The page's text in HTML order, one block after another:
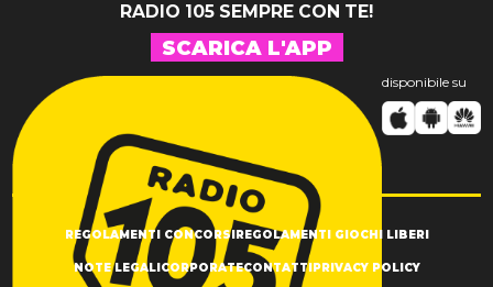
RADIO 105 SEMPRE CON TE!
SCARICA L'APP
disponibile su
REGOLAMENTI CONCORSI REGOLAMENTI GIOCHI LIBERI
NOTE LEGALI CORPORATECONTATTI PRIVACY POLICY